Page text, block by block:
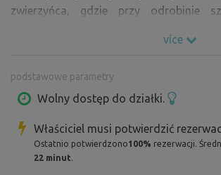
zwierzyńca, gdzie przy odrobinie
více
podstawowe parametry
Wolny dostęp do działki.
Właściciel musi potwierdzić
Ostatnio potwierdzono100% rezerwacji.
22 minut.